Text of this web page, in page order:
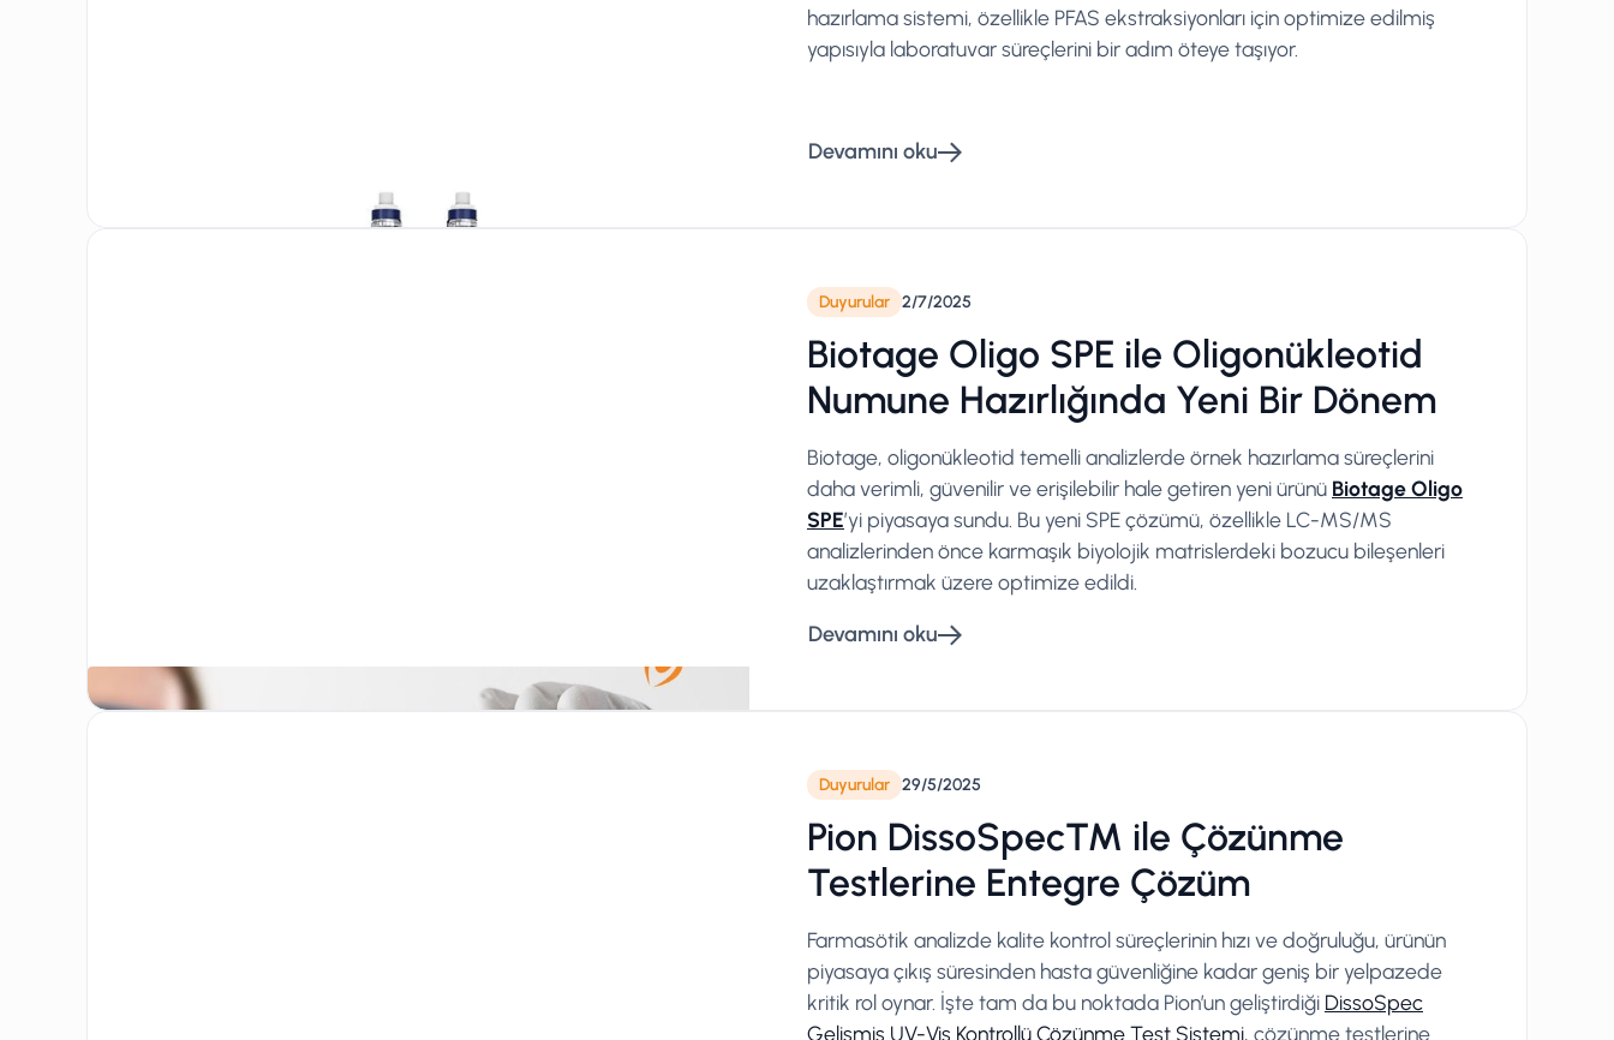
hazırlama sistemi, özellikle PFAS ekstraksiyonları için optimize edilmiş
yapısıyla laboratuvar süreçlerini bir adım öteye taşıyor.
Devamını oku
Duyurular 2/7/2025
Biotage Oligo SPE ile Oligonükleotid
Numune Hazırlığında Yeni Bir Dönem
Biotage, oligonükleotid temelli analizlerde örnek hazırlama süreçlerini
daha verimli, güvenilir ve erişilebilir hale getiren yeni ürünü Biotage Oligo
SPE’yi piyasaya sundu. Bu yeni SPE çözümü, özellikle LC-MS/MS
analizlerinden önce karmaşık biyolojik matrislerdeki bozucu bileşenleri
uzaklaştırmak üzere optimize edildi.
Devamını oku
Duyurular 29/5/2025
Pion DissoSpec™ ile Çözünme
Testlerine Entegre Çözüm
Farmasötik analizde kalite kontrol süreçlerinin hızı ve doğruluğu, ürünün
piyasaya çıkış süresinden hasta güvenliğine kadar geniş bir yelpazede
kritik rol oynar. İşte tam da bu noktada Pion’un geliştirdiği DissoSpec
Gelişmiş UV-Vis Kontrollü Çözünme Test Sistemi, çözünme testlerine